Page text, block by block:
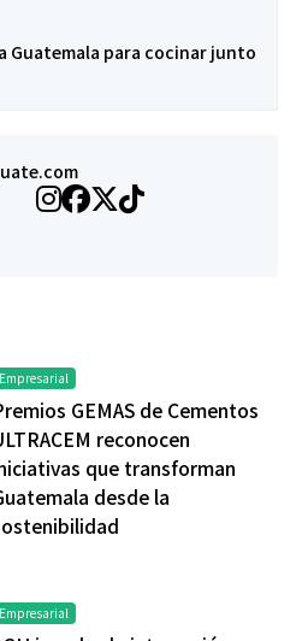
Guatemala para cocinar junto
Empresarial
GEMAS de Cementos
reconocen
que transforman
desde la
Empresarial